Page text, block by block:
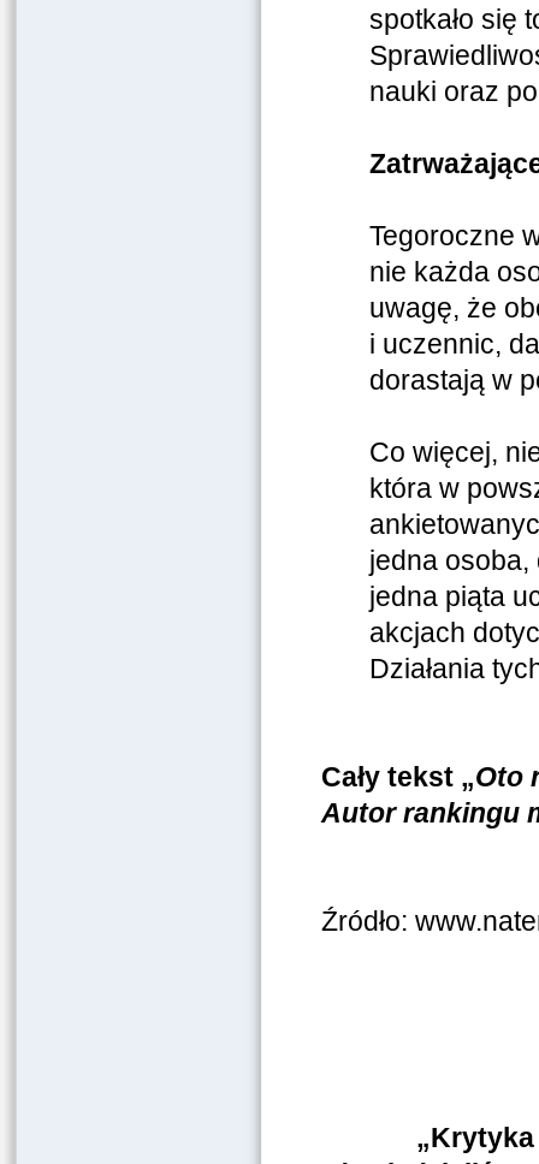
spotkało się
nauki oraz
Tegoroczne
nie każda
uwagę, że
i uczennic,
dorastają w
Co więcej,
która w
jedna osoba,
jedna piąta
akcjach
Działania
Cały tekst „Oto
Autor rankingu
Źródło: